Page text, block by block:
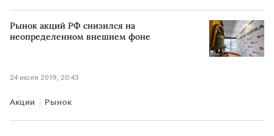
Рынок Бизнес
Рынок акций РФ снизился на
неопределенном внешнем фоне
24 июля 2019, 20:43
Акции Рынок